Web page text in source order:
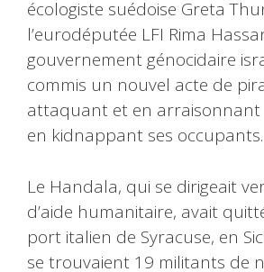
écologiste suédoise Greta
l’eurodéputée LFI Rima
gouvernement génocidaire
commis un nouvel acte de
attaquant et en
en kidnappant ses occupants.
Le Handala, qui se dirigeait
d’aide humanitaire, avait
port italien de Syracuse, en
se trouvaient 19 militants de